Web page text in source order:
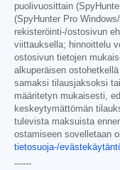
puolivuosittain
(SpyHunter Pro
rekisteröinti-/ostosivun
viittauksella; hinnoittelu
ostosivun tietojen
alkuperäisen
samaksi tilausjaksoksi
määritetyn mukaisesti,
keskeytymättömän
tulevista maksuista
ostamiseen sovelletaan
tietosuoja-/
------